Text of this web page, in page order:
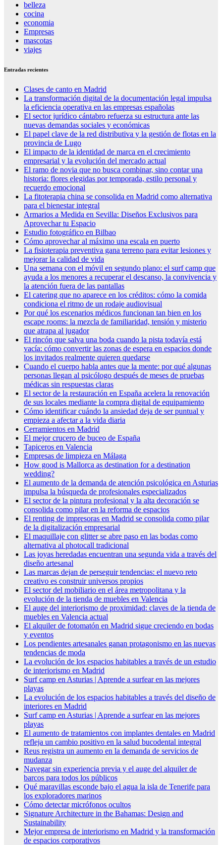
belleza
cocina
economia
Empresas
mascotas
viajes
Entradas recientes
Clases de canto en Madrid
La transformación digital de la documentación legal impulsa
la eficiencia operativa en las empresas españolas
El sector jurídico cántabro refuerza su estructura ante las
nuevas demandas sociales y económicas
El papel clave de la red distributiva y la gestión de flotas en la
provincia de Lugo
El impacto de la identidad de marca en el crecimiento
empresarial y la evolución del mercado actual
El ramo de novia que no busca combinar, sino contar una
historia: flores elegidas por temporada, estilo personal y
recuerdo emocional
La fitoterapia china se consolida en Madrid como alternativa
para el bienestar integral
Armarios a Medida en Sevilla: Diseños Exclusivos para
Aprovechar tu Espacio
Estudio fotográfico en Bilbao
Cómo aprovechar al máximo una escala en puerto
La fisioterapia preventiva gana terreno para evitar lesiones y
mejorar la calidad de vida
Una semana con el móvil en segundo plano: el surf camp que
ayuda a los menores a recuperar el descanso, la convivencia y
la atención fuera de las pantallas
El catering que no aparece en los créditos: cómo la comida
condiciona el ritmo de un rodaje audiovisual
Por qué los escenarios médicos funcionan tan bien en los
escape rooms: la mezcla de familiaridad, tensión y misterio
que atrapa al jugador
El rincón que salva una boda cuando la pista todavía está
vacía: cómo convertir las zonas de espera en espacios donde
los invitados realmente quieren quedarse
Cuando el cuerpo habla antes que la mente: por qué algunas
personas llegan al psicólogo después de meses de pruebas
médicas sin respuestas claras
El sector de la restauración en España acelera la renovación
de sus locales mediante la compra digital de equipamiento
Cómo identificar cuándo la ansiedad deja de ser puntual y
empieza a afectar a la vida diaria
Cerramientos en Madrid
El mejor crucero de buceo de España
Tapiceros en Valencia
Empresas de limpieza en Málaga
How good is Mallorca as destination for a destination
wedding?
El aumento de la demanda de atención psicológica en Asturias
impulsa la búsqueda de profesionales especializados
El sector de la pintura profesional y la alta decoración se
consolida como pilar en la reforma de espacios
El renting de impresoras en Madrid se consolida como pilar
de la digitalización empresarial
El maquillaje con glitter se abre paso en las bodas como
alternativa al photocall tradicional
Las joyas heredadas encuentran una segunda vida a través del
diseño artesanal
Las marcas dejan de perseguir tendencias: el nuevo reto
creativo es construir universos propios
El sector del mobiliario en el área metropolitana y la
evolución de la tienda de muebles en Valencia
El auge del interiorismo de proximidad: claves de la tienda de
muebles en Valencia actual
El alquiler de fotomatón en Madrid sigue creciendo en bodas
y eventos
Los pendientes artesanales ganan protagonismo en las nuevas
tendencias de moda
La evolución de los espacios habitables a través de un estudio
de interiorismo en Madrid
Surf camp en Asturias | Aprende a surfear en las mejores
playas
La evolución de los espacios habitables a través del diseño de
interiores en Madrid
Surf camp en Asturias | Aprende a surfear en las mejores
playas
El aumento de tratamientos con implantes dentales en Madrid
refleja un cambio positivo en la salud bucodental integral
Reus registra un aumento en la demanda de servicios de
mudanza
Navegar sin experiencia previa y el auge del alquiler de
barcos para todos los públicos
Qué maravillas esconde bajo el agua la isla de Tenerife para
los exploradores marinos
Cómo detectar micrófonos ocultos
Signature Architecture in the Bahamas: Design and
Sustainability
Mejor empresa de interiorismo en Madrid y la transformación
de espacios corporativos